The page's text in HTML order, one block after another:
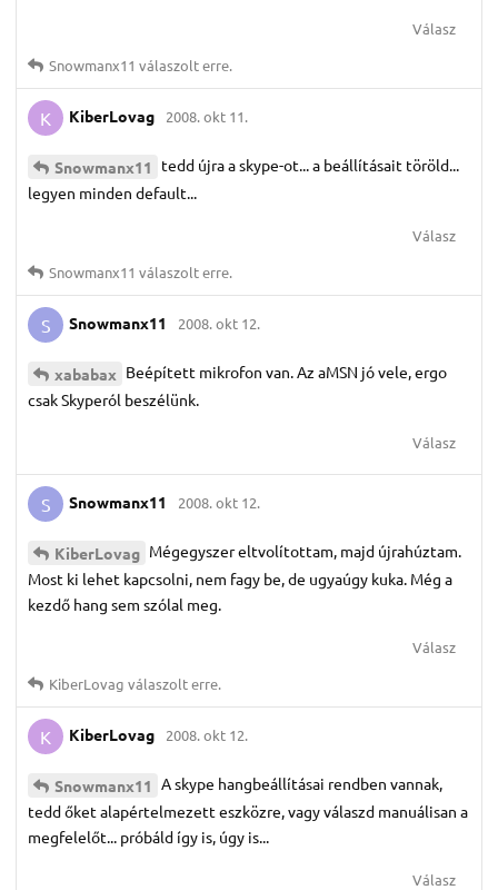
Válasz
Snowmanx11 válaszolt erre.
K KiberLovag 2008. okt 11.
Snowmanx11
tedd újra a skype-ot... a beállításait töröld...
legyen minden default...
Válasz
Snowmanx11 válaszolt erre.
S Snowmanx11 2008. okt 12.
xababax Beépített mikrofon van. Az aMSN jó vele, ergo
csak Skyperól beszélünk.
Válasz
S Snowmanx11 2008. okt 12.
KiberLovag Mégegyszer eltvolítottam, majd újrahúztam.
Most ki lehet kapcsolni, nem fagy be, de ugyaúgy kuka. Még a
kezdő hang sem szólal meg.
Válasz
KiberLovag válaszolt erre.
K KiberLovag 2008. okt 12.
Snowmanx11 A skype hangbeállításai rendben vannak,
tedd őket alapértelmezett eszközre, vagy válaszd manuálisan a
megfelelőt... próbáld így is, úgy is...
Válasz